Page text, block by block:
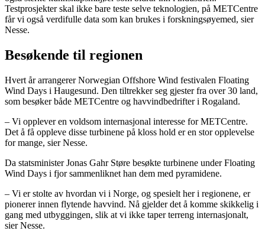
Testprosjekter skal ikke bare teste selve teknologien, på METCentre
får vi også verdifulle data som kan brukes i forskningsøyemed, sier
Nesse.
Besøkende til regionen
Hvert år arrangerer Norwegian Offshore Wind festivalen Floating
Wind Days i Haugesund. Den tiltrekker seg gjester fra over 30 land,
som besøker både METCentre og havvindbedrifter i Rogaland.
– Vi opplever en voldsom internasjonal interesse for METCentre.
Det å få oppleve disse turbinene på kloss hold er en stor opplevelse
for mange, sier Nesse.
Da statsminister Jonas Gahr Støre besøkte turbinene under Floating
Wind Days i fjor sammenliknet han dem med pyramidene.
– Vi er stolte av hvordan vi i Norge, og spesielt her i regionene, er
pionerer innen flytende havvind. Nå gjelder det å komme skikkelig i
gang med utbyggingen, slik at vi ikke taper terreng internasjonalt,
sier Nesse.